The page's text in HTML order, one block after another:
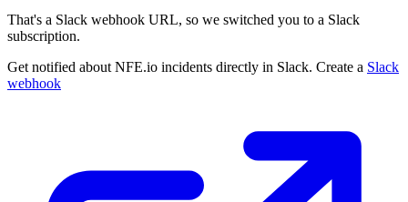
That's a Slack webhook URL, so we switched you to a Slack
subscription.
Get notified about NFE.io incidents directly in Slack. Create a Slack
webhook